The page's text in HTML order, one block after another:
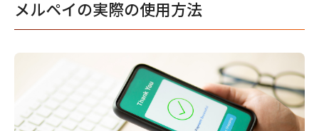
メルペイの実際の使用方法